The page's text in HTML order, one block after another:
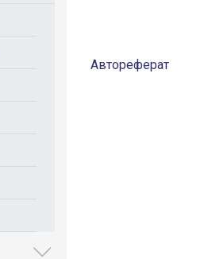
Автореферат